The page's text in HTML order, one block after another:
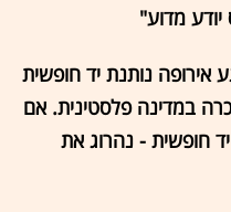
מדוע"
אירופה נותנת יד חופשית
במדינה פלסטינית. אם
חופשית - נהרוג את